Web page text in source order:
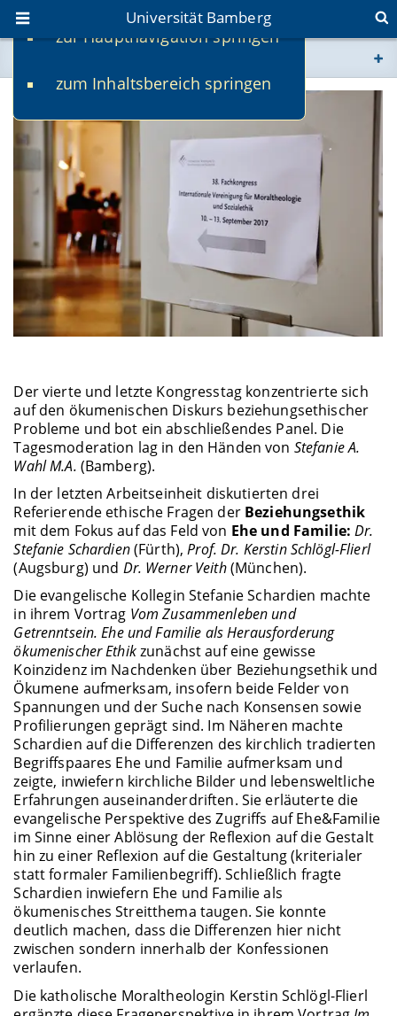
zur Hauptnavigation springen
zum Inhaltsbereich springen
Universität Bamberg
www.uni-bamberg.de
univis.uni-bamberg.de
fis.uni-bamberg.de
Der vierte und letzte Kongresstag konzentrierte sich
auf den ökumenischen Diskurs beziehungsethischer
Probleme und bot ein abschließendes Panel. Die
Tagesmoderation lag in den Händen von Stefanie A.
Wahl M.A. (Bamberg).
In der letzten Arbeitseinheit diskutierten drei
Referierende ethische Fragen der Beziehungsethik
mit dem Fokus auf das Feld von Ehe und Familie: Dr.
Stefanie Schardien(Fürth),Prof. Dr. Kerstin Schlögl-Flierl
(Augsburg) und Dr. Werner Veith(München).
Die evangelische Kollegin Stefanie Schardien machte
in ihrem Vortrag Vom Zusammenleben und
Getrenntsein. Ehe und Familie als Herausforderung
ökumenischer Ethikzunächst auf eine gewisse
Koinzidenz im Nachdenken über Beziehungsethik und
Ökumene aufmerksam, insofern beide Felder von
Spannungen und der Suche nach Konsensen sowie
Profilierungen geprägt sind. Im Näheren machte
Schardien auf die Differenzen des kirchlich tradierten
Begriffspaares Ehe und Familie aufmerksam und
zeigte, inwiefern kirchliche Bilder und lebensweltliche
Erfahrungen auseinanderdriften. Sie erläuterte die
evangelische Perspektive des Zugriffs auf Ehe&Familie
im Sinne einer Ablösung der Reflexion auf die Gestalt
hin zu einer Reflexion auf die Gestaltung (kriterialer
statt formaler Familienbegriff). Schließlich fragte
Schardien inwiefern Ehe und Familie als
ökumenisches Streitthema taugen. Sie konnte
deutlich machen, dass die Differenzen hier nicht
zwischen sondern innerhalb der Konfessionen
verlaufen.
Die katholische Moraltheologin Kerstin Schlögl-Flierl